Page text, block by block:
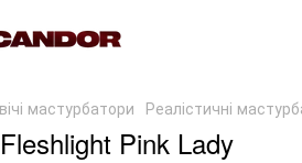
мастурбатори Реалістичні
Pink Lady